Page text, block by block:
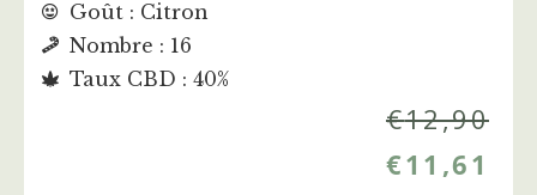
Goût : Citron
Nombre : 16
Taux CBD : 40%
€12,90
€11,61